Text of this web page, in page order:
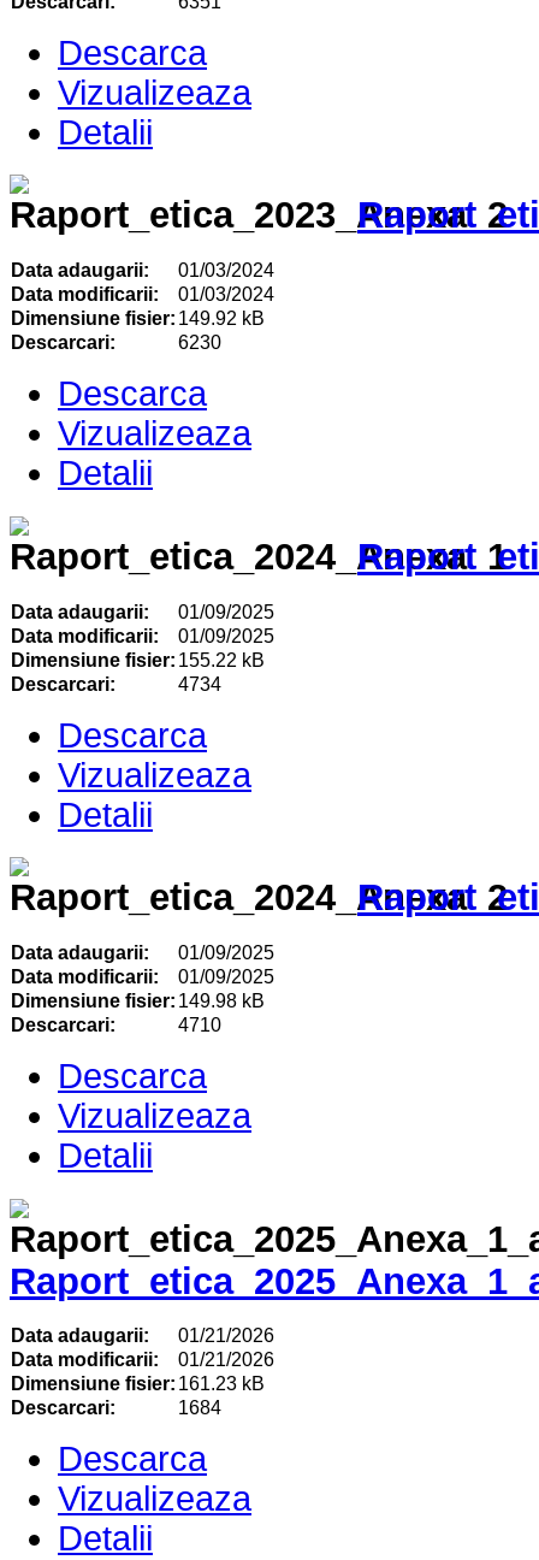
Descarca
Vizualizeaza
Detalii
Data adaugarii:
01/03/2024
Data modificarii:
01/03/2024
Dimensiune fisier: 149.92 kB
Descarcari:
6230
Descarca
Vizualizeaza
Detalii
Data adaugarii:
01/09/2025
Data modificarii:
01/09/2025
Dimensiune fisier: 155.22 kB
Descarcari:
4734
Descarca
Vizualizeaza
Detalii
Data adaugarii:
01/09/2025
Data modificarii:
01/09/2025
Dimensiune fisier: 149.98 kB
Descarcari:
4710
Descarca
Vizualizeaza
Detalii
Data adaugarii:
01/21/2026
Data modificarii:
01/21/2026
Dimensiune fisier: 161.23 kB
Descarcari:
1684
Descarca
Vizualizeaza
Detalii